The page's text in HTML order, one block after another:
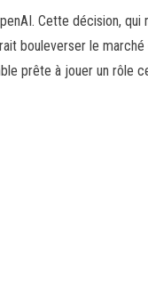
Cette décision,
bouleverser le
prête à jouer un rôle